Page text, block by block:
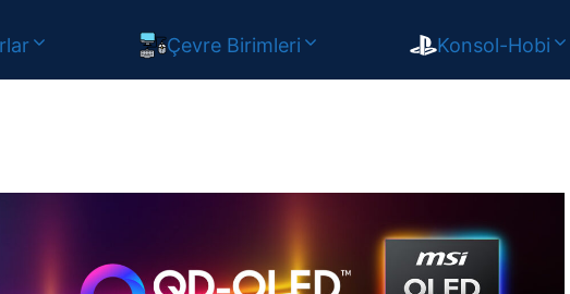
Çevre Birimleri Konsol-Hobi